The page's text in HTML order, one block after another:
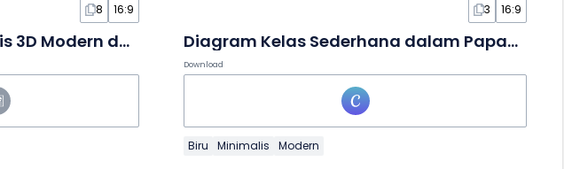
8 16:9
Ringkasan Eksekutif Bisnis 3D Modern dalam Slide
3 16:9
Diagram Kelas Sederhana dalam Papan Tulis
Download
Biru Minimalis Modern